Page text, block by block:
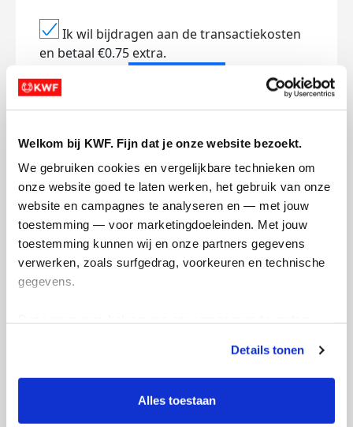
Welkom bij KWF. Fijn dat je onze website bezoekt.
We gebruiken cookies en vergelijkbare technieken om
onze website goed te laten werken, het gebruik van onze
website en campagnes te analyseren en — met jouw
toestemming — voor marketingdoeleinden. Met jouw
toestemming kunnen wij en onze partners gegevens
verwerken, zoals surfgedrag, voorkeuren en technische
gegevens.
tonen. Je kunt je toestemming op elk moment wijzigen of
intrekken via Cookie instellingen onderaan de pagina. De
lijst met cookies is te vinden in het tabblad “details”.
Details tonen
Alles toestaan
Ik wil bijdragen aan de transactiekosten
en betaal €0.75 extra.
Opgehaald
€516
Streefbedrag
€1.500
Doneer